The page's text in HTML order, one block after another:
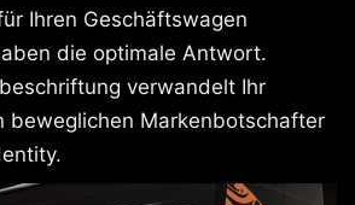
Ihren Geschäftswagen
die optimale Antwort.
verwandelt Ihr
beweglichen Markenbotschafter